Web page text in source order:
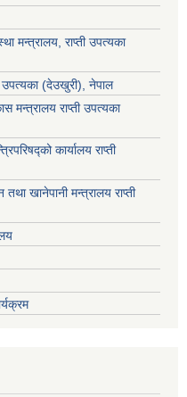
मन्त्रालय, राप्ती उपत्यका
उपत्यका (देउखुरी), नेपाल
मन्त्रालय राप्ती उपत्यका
कार्यालय राप्ती
खानेपानी मन्त्रालय राप्ती